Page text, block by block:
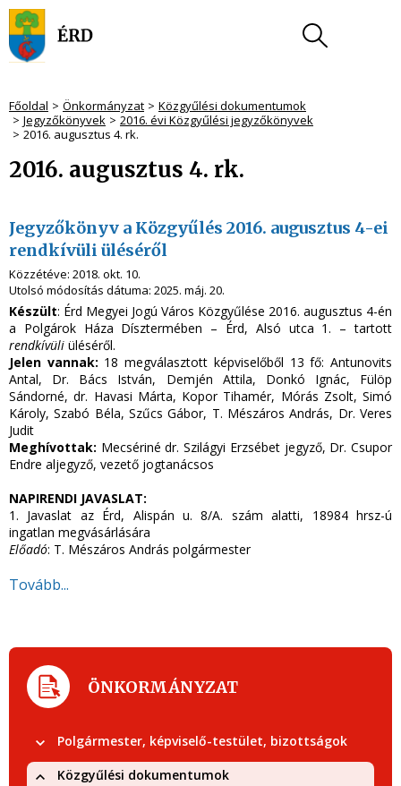
Főoldal Önkormányzat
Közgyűlési dokumentumok
Jegyzőkönyvek
2016. évi Közgyűlési jegyzőkönyvek
2016. augusztus 4. rk.
2016. augusztus 4. rk.
Jegyzőkönyv a Közgyűlés 2016. augusztus 4-ei
rendkívüli üléséről
Közzétéve: 2018. okt. 10.
Utolsó módosítás dátuma: 2025. máj. 20.
Készült: Érd Megyei Jogú Város Közgyűlése 2016. augusztus 4-én
a Polgárok Háza Dísztermében – Érd, Alsó utca 1. – tartott
rendkívüli üléséről.
Jelen vannak: 18 megválasztott képviselőből 13 fő: Antunovits
Antal, Dr. Bács István, Demjén Attila, Donkó Ignác, Fülöp
Sándorné, dr. Havasi Márta, Kopor Tihamér, Mórás Zsolt, Simó
Károly, Szabó Béla, Szűcs Gábor, T. Mészáros András, Dr. Veres
Judit
Meghívottak: Mecsériné dr. Szilágyi Erzsébet jegyző, Dr. Csupor
Endre aljegyző, vezető jogtanácsos
NAPIRENDI JAVASLAT:
1. Javaslat az Érd, Alispán u. 8/A. szám alatti, 18984 hrsz-ú
ingatlan megvásárlására
Előadó: T. Mészáros András polgármester
Tovább...
ÖNKORMÁNYZAT
Polgármester, képviselő-testület, bizottságok
Közgyűlési dokumentumok